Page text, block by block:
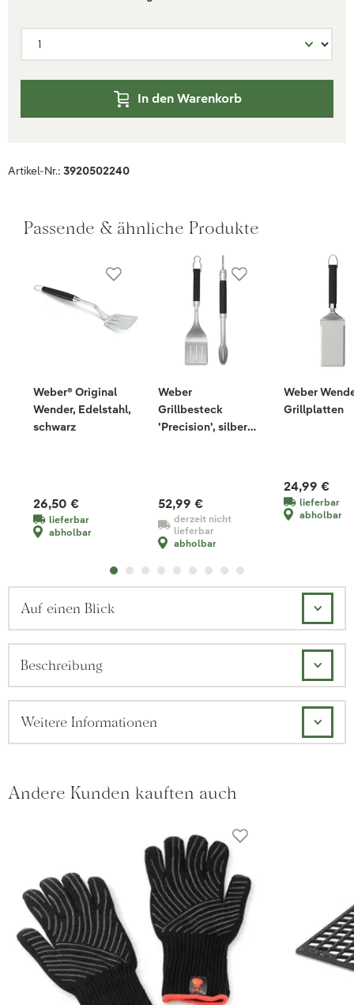
In den Warenkorb
Artikel-Nr.: 3920502240
Passende & ähnliche Produkte
Weber® Original
Wender, Edelstahl,
schwarz
26,50 €
lieferbar
abholbar
Weber
Grillbesteck
'Precision', silber,
52,99 €
derzeit nicht
lieferbar
abholbar
Weber
Grillplatten
24,99 €
lieferbar
abholbar
Auf einen Blick
Beschreibung
Weitere Informationen
Andere Kunden kauften auch